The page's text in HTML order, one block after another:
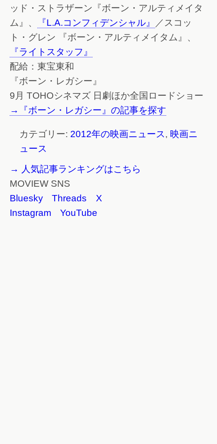
ッド・ストラザーン『ボーン・アルティメイタ
ム』、
『L.A.コンフィデンシャル』
／スコッ
ト・グレン 『ボーン・アルティメイタム』、
『ライトスタッフ』
配給：東宝東和
『ボーン・レガシー』
9月 TOHOシネマズ 日劇ほか全国ロードショー
→『ボーン・レガシー』の記事を探す
カテゴリー: 2012年の映画ニュース, 映画ニ
ュース
→ 人気記事ランキングはこちら
MOVIEW SNS
Bluesky
Threads
X
Instagram
YouTube